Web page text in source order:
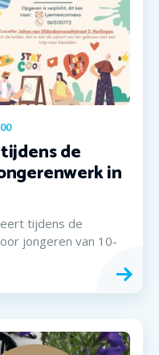
de
in
tijdens de
jongeren van 10-